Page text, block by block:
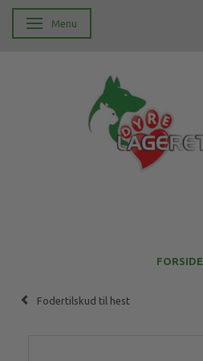
Skifte navigation
Menu
FORSIDE
Fodertilskud til hest